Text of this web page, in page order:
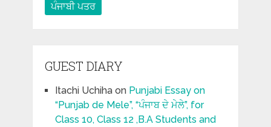
ਪੰਜਾਬੀ ਪਤਰ
GUEST DIARY
Itachi Uchihaon Punjabi Essay on
“Punjab de Mele”, “ਪੰਜਾਬ ਦੇ ਮੇਲੇ”, for
Class 10, Class 12 ,B.A Students and